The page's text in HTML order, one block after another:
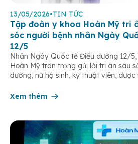
13/05/2026•TIN TỨC
Tập đoàn y khoa Hoàn Mỹ tri
sóc người bệnh nhân Ngày
12/5
Nhân Ngày Quốc tế Điều dưỡng 12/
Hoàn Mỹ trân trọng gửi lời tri ân sâu
dưỡng, nữ hộ sinh, kỹ thuật viên,
âm thầm đồng hành trên […]
Xem thêm